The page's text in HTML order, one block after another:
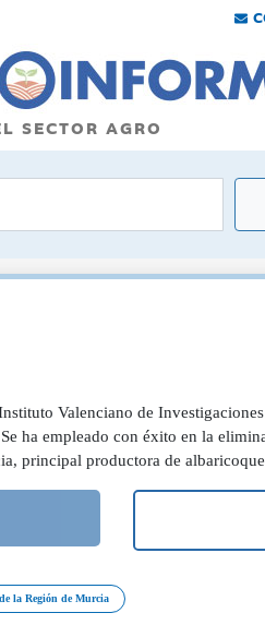
SECTOR AGRO
Valenciano de
ha empleado con éxito en la
principal productora de albaricoque
la Región de Murcia